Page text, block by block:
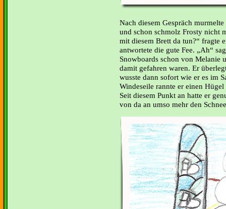
Nach diesem Gespräch
und schon schmolz Frosty nicht
mit diesem Brett da tun?“ fragte
antwortete die gute Fee. „Ah“
Snowboards schon von Melanie
damit gefahren waren. Er
wusste dann sofort wie er es im
Windeseile rannte er einen
Seit diesem Punkt an hatte er
von da an umso mehr den